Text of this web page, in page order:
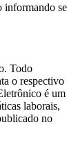
informando se
Todo
o respectivo
é um
laborais,
no